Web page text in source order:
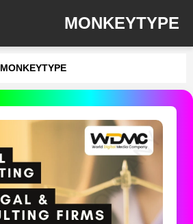
MONKEYTYPE
MONKEYTYPE